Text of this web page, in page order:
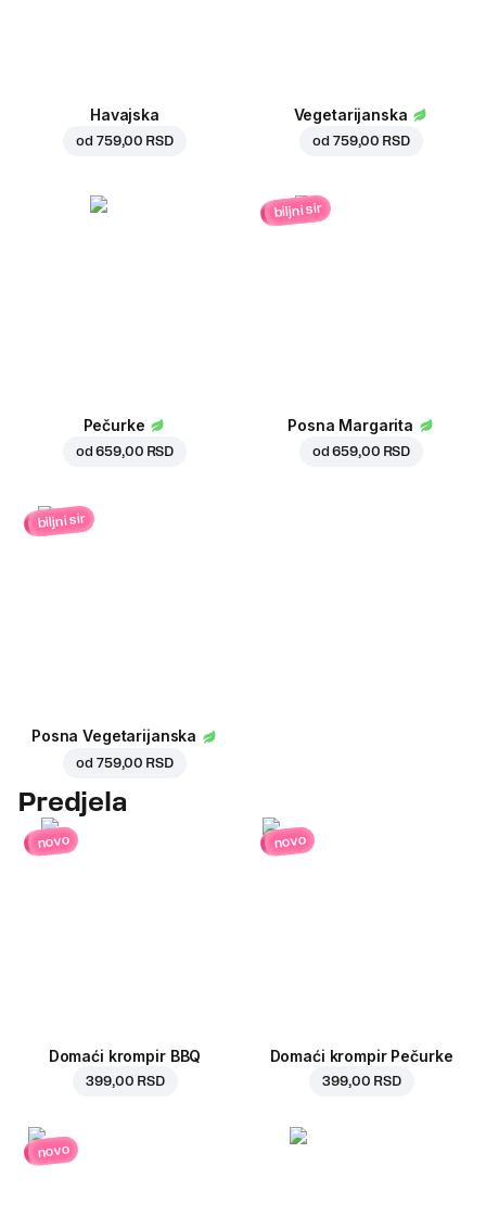
Havajska
od 759,00 RSD
Vegetarijanska
od 759,00 RSD
Pečurke
od659,00 RSD
biljni sir
Posna Margarita
od659,00 RSD
biljni sir
Posna Vegetarijanska
od 759,00 RSD
Predjela
novo
Domaći krompir BBQ
399,00 RSD
novo
Domaći krompir Pečurke
399,00 RSD
novo